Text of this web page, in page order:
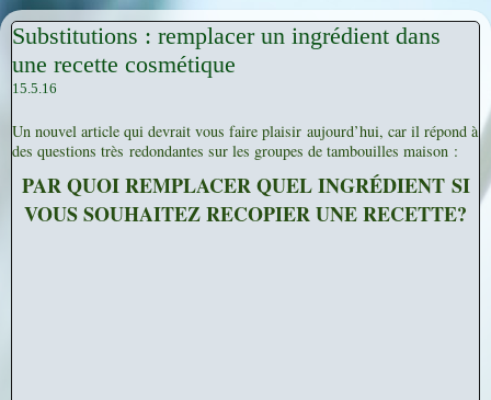
Substitutions : remplacer un ingrédient dans
une recette cosmétique
15.5.16
Un nouvel article qui devrait vous faire plaisir aujourd’hui, car il répond à
des questions très redondantes sur les groupes de tambouilles maison :
PAR QUOI REMPLACER QUEL INGRÉDIENT SI
VOUS SOUHAITEZ RECOPIER UNE RECETTE?